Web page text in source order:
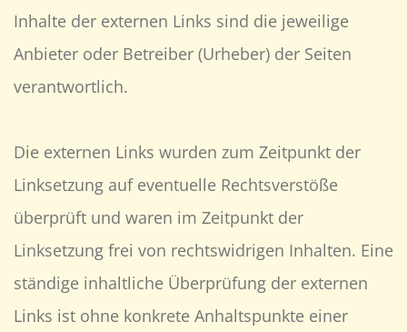
Inhalte der externen Links sind die jeweilige
Anbieter oder Betreiber (Urheber) der Seiten
verantwortlich.
Die externen Links wurden zum Zeitpunkt der
Linksetzung auf eventuelle Rechtsverstöße
überprüft und waren im Zeitpunkt der
Linksetzung frei von rechtswidrigen Inhalten. Eine
ständige inhaltliche Überprüfung der externen
Links ist ohne konkrete Anhaltspunkte einer